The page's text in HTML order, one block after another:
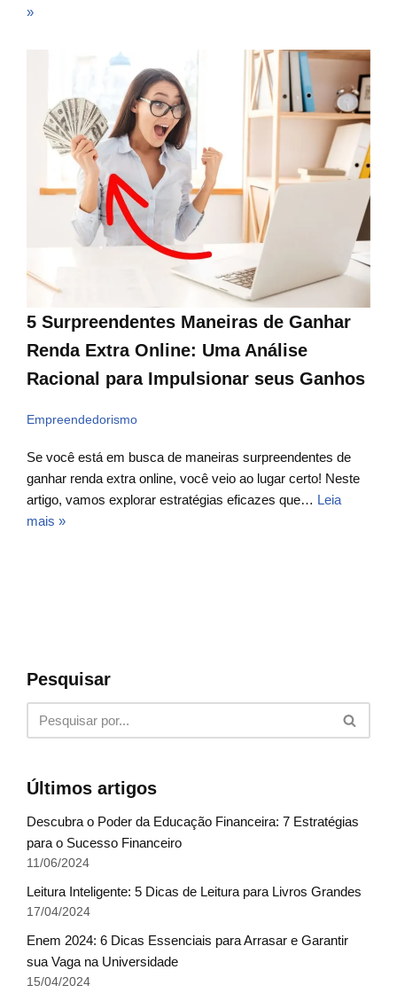
»
5 Surpreendentes Maneiras de Ganhar
Renda Extra Online: Uma Análise
Racional para Impulsionar seus Ganhos
Empreendedorismo
Se você está em busca de maneiras surpreendentes de
ganhar renda extra online, você veio ao lugar certo! Neste
artigo, vamos explorar estratégias eficazes que… Leia
mais »
Pesquisar
Últimos artigos
Descubra o Poder da Educação Financeira: 7 Estratégias
para o Sucesso Financeiro
11/06/2024
Leitura Inteligente: 5 Dicas de Leitura para Livros Grandes
17/04/2024
Enem 2024: 6 Dicas Essenciais para Arrasar e Garantir
sua Vaga na Universidade
15/04/2024